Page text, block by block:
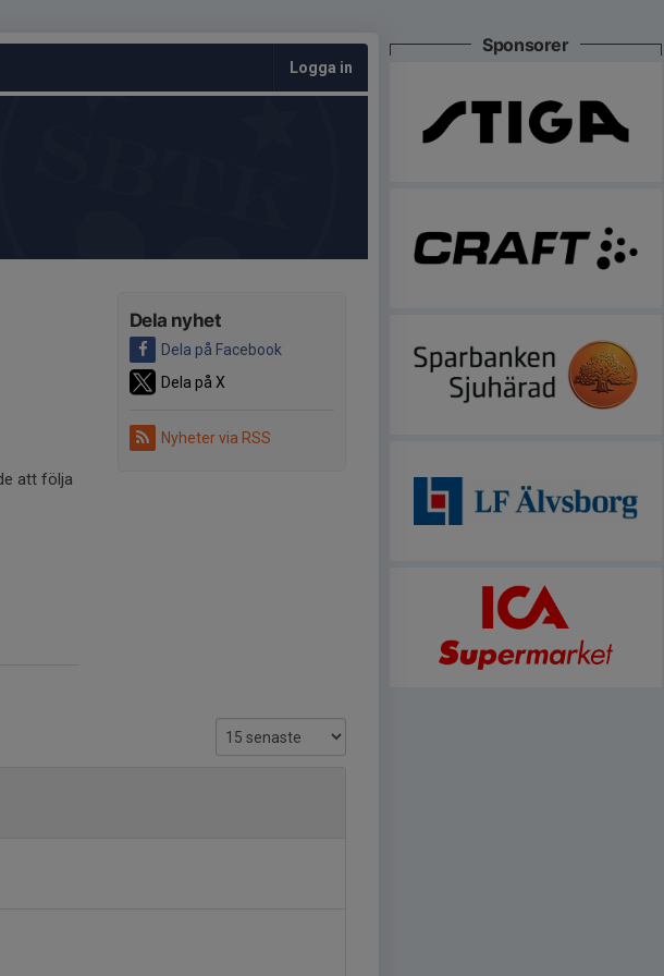
Logga in
Dela nyhet
Dela på Facebook
Dela på X
Nyheter via RSS
att följa
Sponsorer